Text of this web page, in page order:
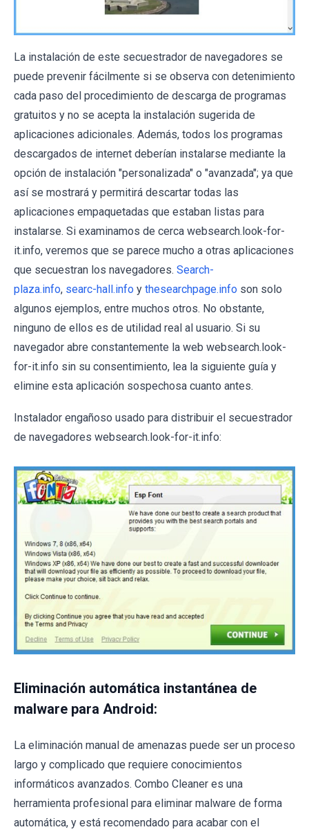
La instalación de este secuestrador de navegadores se
puede prevenir fácilmente si se observa con detenimiento
cada paso del procedimiento de descarga de programas
gratuitos y no se acepta la instalación sugerida de
aplicaciones adicionales. Además, todos los programas
descargados de internet deberían instalarse mediante la
opción de instalación "personalizada" o "avanzada"; ya que
así se mostrará y permitirá descartar todas las
aplicaciones empaquetadas que estaban listas para
instalarse. Si examinamos de cerca websearch.look-for-
it.info, veremos que se parece mucho a otras aplicaciones
que secuestran los navegadores. Search-
plaza.info, searc-hall.info y thesearchpage.info son solo
algunos ejemplos, entre muchos otros. No obstante,
ninguno de ellos es de utilidad real al usuario. Si su
navegador abre constantemente la web websearch.look-
for-it.info sin su consentimiento, lea la siguiente guía y
elimine esta aplicación sospechosa cuanto antes.
Instalador engañoso usado para distribuir el secuestrador
de navegadores websearch.look-for-it.info:
Eliminación automática instantánea de
malware para Android:
La eliminación manual de amenazas puede ser un proceso
largo y complicado que requiere conocimientos
informáticos avanzados. Combo Cleaner es una
herramienta profesional para eliminar malware de forma
automática, y está recomendado para acabar con el